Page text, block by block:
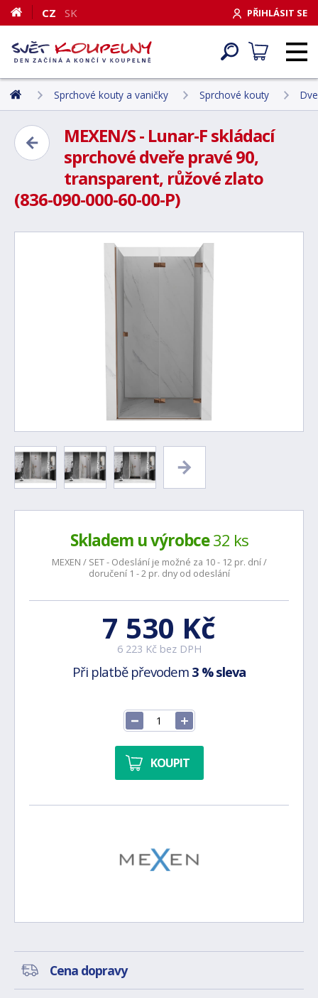
PŘIHLÁSIT SE
CZ SK
Sprchové kouty a vaničky Sprchové kouty
MEXEN/S - Lunar-F skládací
sprchové dveře pravé 90,
transparent, růžové zlato
(836-090-000-60-00-P)
Skladem u výrobce32 ks
MEXEN / SET - Odeslání je možné za 10 - 12 pr. dní /
doručení 1 - 2 pr. dny od odeslání
7 530 Kč
6 223 Kč bez DPH
Při platbě převodem 3 % sleva
KOUPIT
Cena dopravy